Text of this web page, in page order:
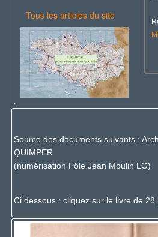
Tous les articles du site
Source des documents suivants :
QUIMPER
(numérisation Pôle Jean Moulin LG)
Ci dessous : cliquez sur le livre de